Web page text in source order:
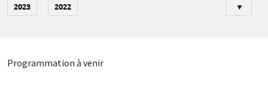
2023 2022 ▼
Programmation à venir